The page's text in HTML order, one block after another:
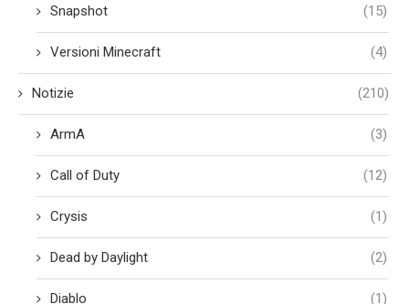
Snapshot (15)
Versioni Minecraft (4)
Notizie (210)
ArmA (3)
Call of Duty (12)
Crysis (1)
Dead by Daylight (2)
Diablo (1)